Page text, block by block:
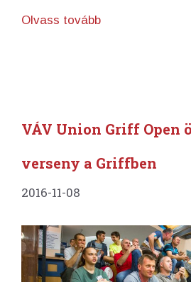
Olvass tovább
VÁV Union Griff Open
verseny a Griffben
2016-11-08